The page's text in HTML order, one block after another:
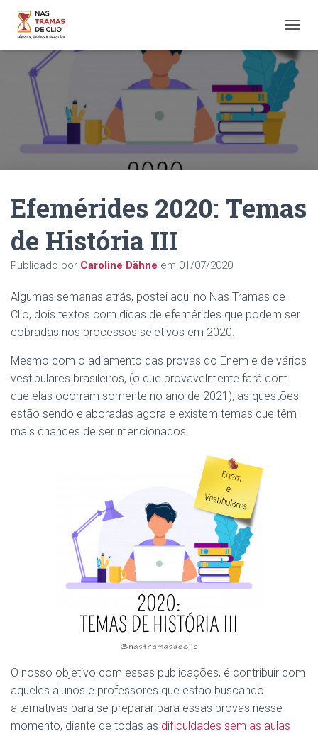
L
T
E
R
N
V
A
Efemérides 2020: Temas
de História III
Publicado por Caroline Dähne em 01/07/2020
Algumas semanas atrás, postei aqui no Nas Tramas de
Clio, dois textos com dicas de efemérides que podem ser
cobradas nos processos seletivos em 2020.
Mesmo com o adiamento das provas do Enem e de vários
vestibulares brasileiros, (o que provavelmente fará com
que elas ocorram somente no ano de 2021), as questões
estão sendo elaboradas agora e existem temas que têm
mais chances de ser mencionados.
O nosso objetivo com essas publicações, é contribuir com
aqueles alunos e professores que estão buscando
alternativas para se preparar para essas provas nesse
momento, diante de todas as dificuldades sem as aulas